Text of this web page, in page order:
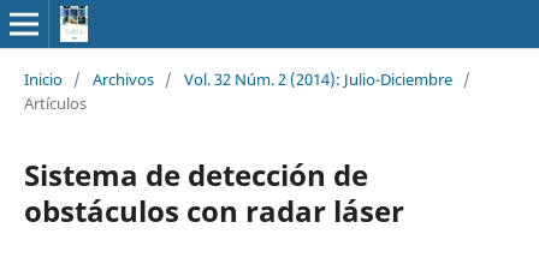
Inicio / Archivos / Vol. 32 Núm. 2 (2014): Julio-Diciembre /
Artículos
Sistema de detección de
obstáculos con radar láser